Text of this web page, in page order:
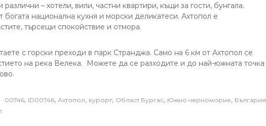
– хотели, вили, частни квартири, къщи за гости, бунгала.
богата национална кухня и морски деликатеси. Ахтопол е
търсещи спокойствие и отмора.
с горски преходи в парк Странджа. Само на 6 км от Ахтопол се
на река Велека. Можете да се разходите и до най-южната точка
00746, ID00746, Ахтопол, курорт, Област Бургас, Южно черноморие, България